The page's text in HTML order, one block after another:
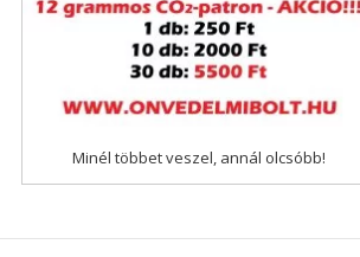
Minél többet veszel, annál olcsóbb!